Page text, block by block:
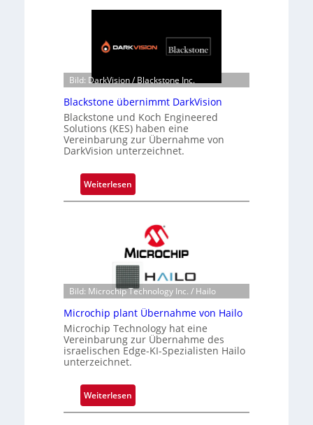
n
o
b
e
t
e
i
i
g
c
h
a
n
S
e
r
e
c
s
Bild: DarkVision / Blackstone Inc.
Blackstone übernimmt DarkVision
Blackstone und Koch Engineered
Solutions (KES) haben eine
Vereinbarung zur Übernahme von
DarkVision unterzeichnet.
Weiterlesen
B
k
s
t
o
n
e
ü
b
r
n
Bild: Microchip Technology Inc. / Hailo
Microchip plant Übernahme von Hailo
Microchip Technology hat eine
Vereinbarung zur Übernahme des
israelischen Edge-KI-Spezialisten Hailo
unterzeichnet.
Weiterlesen
M